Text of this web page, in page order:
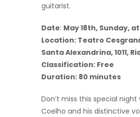
guitarist.
Date: May 18th, Sunday, at
Location: Teatro
Santa Alexandrina, 1011,
Classification: Free
Duration: 80 minutes
Don’t miss this special night
Coelho and his distinctive